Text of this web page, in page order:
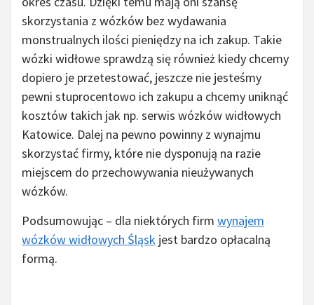
skorzystania z wózków bez wydawania
monstrualnych ilości pieniędzy na ich zakup. Takie
wózki widłowe sprawdzą się również kiedy chcemy
dopiero je przetestować, jeszcze nie jesteśmy
pewni stuprocentowo ich zakupu a chcemy uniknąć
kosztów takich jak np. serwis wózków widłowych
Katowice. Dalej na pewno powinny z wynajmu
skorzystać firmy, które nie dysponują na razie
miejscem do przechowywania nieużywanych
wózków.
Podsumowując – dla niektórych firm wynajem
wózków widłowych Śląsk jest bardzo opłacalną
formą.